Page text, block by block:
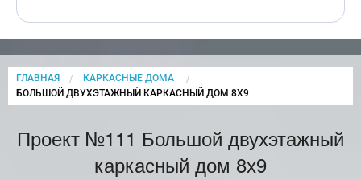
ГЛАВНАЯ
КАРКАСНЫЕ ДОМА
CURRENT:
БОЛЬШОЙ ДВУХЭТАЖНЫЙ КАРКАСНЫЙ ДОМ 8Х9
Проект №111 Большой двухэтажный
каркасный дом 8х9